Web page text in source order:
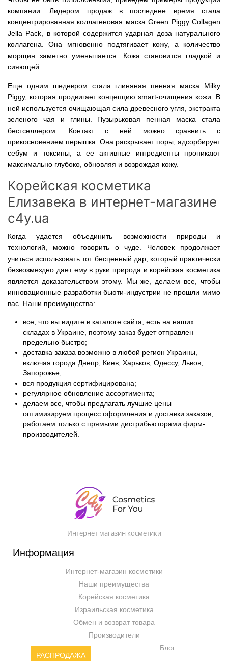
компании. Лидером продаж в последнее время стала
концентрированная коллагеновая маска Green Piggy Collagen
Jella Pack, в которой содержится ударная доза натурального
коллагена. Она мгновенно подтягивает кожу, а количество
морщин заметно уменьшается. Кожа становится гладкой и
сияющей.
Еще одним шедевром стала глиняная пенная маска Milky
Piggy, которая продвигает концепцию smart-очищения кожи. В
ней используется очищающая сила древесного угля, экстракта
зеленого чая и глины. Пузырьковая пенная маска стала
бестселлером. Контакт с ней можно сравнить с
прикосновением перышка. Она раскрывает поры, адсорбирует
себум и токсины, а ее активные ингредиенты проникают
максимально глубоко, обновляя и возрождая кожу.
Корейская косметика
Елизавека в интернет-магазине
c4y.ua
Когда удается объединить возможности природы и
технологий, можно говорить о чуде. Человек продолжает
учиться использовать тот бесценный дар, который практически
безвозмездно дает ему в руки природа и корейская косметика
является доказательством этому. Мы же, делаем все, чтобы
инновационные разработки бьюти-индустрии не прошли мимо
вас. Наши преимущества:
все, что вы видите в каталоге сайта, есть на наших
складах в Украине, поэтому заказ будет отправлен
предельно быстро;
доставка заказа возможно в любой регион Украины,
включая города Днепр, Киев, Харьков, Одессу, Львов,
Запорожье;
вся продукция сертифицирована;
регулярное обновление ассортимента;
делаем все, чтобы предлагать лучшие цены –
оптимизируем процесс оформления и доставки заказов,
работаем только с прямыми дистрибьюторами фирм-
производителей.
Интернет магазин косметики
Информация
Интернет-магазин косметики
Наши преимущества
Корейская косметика
Израильская косметика
Обмен и возврат товара
Производители
РАСПРОДАЖА
Блог